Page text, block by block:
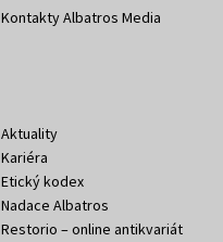
Kontakty Albatros Media
Aktuality
Kariéra
Etický kodex
Nadace Albatros
Restorio – online antikvariát